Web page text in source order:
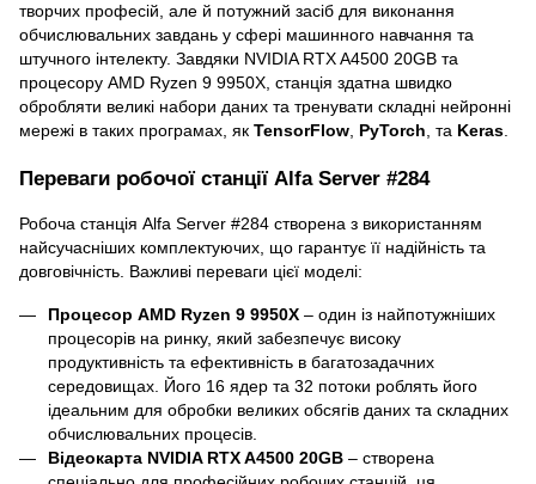
творчих професій, але й потужний засіб для виконання
обчислювальних завдань у сфері машинного навчання та
штучного інтелекту. Завдяки NVIDIA RTX A4500 20GB та
процесору AMD Ryzen 9 9950X, станція здатна швидко
обробляти великі набори даних та тренувати складні нейронні
мережі в таких програмах, як TensorFlow, PyTorch, та Keras.
Переваги робочої станції Alfa Server #284
Робоча станція Alfa Server #284 створена з використанням
найсучасніших комплектуючих, що гарантує її надійність та
довговічність. Важливі переваги цієї моделі:
Процесор AMD Ryzen 9 9950X – один із найпотужніших
процесорів на ринку, який забезпечує високу
продуктивність та ефективність в багатозадачних
середовищах. Його 16 ядер та 32 потоки роблять його
ідеальним для обробки великих обсягів даних та складних
обчислювальних процесів.
Відеокарта NVIDIA RTX A4500 20GB – створена